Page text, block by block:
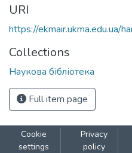
URI
https://
Collections
Наукова бібліотека
Full item page
Cookie
settings
Privacy
policy